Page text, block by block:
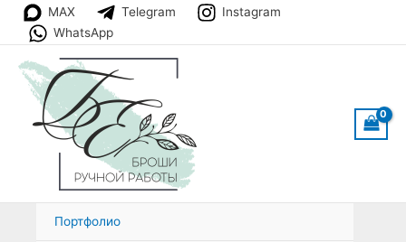
Перейти
содержимому
MAX Telegram
Instagram
WhatsApp
Портфолио